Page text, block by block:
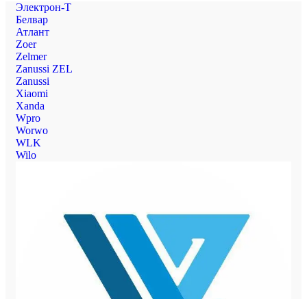
Электрон-Т
Белвар
Атлант
Zoer
Zelmer
Zanussi ZEL
Zanussi
Xiaomi
Xanda
Wpro
Worwo
WLK
Wilo